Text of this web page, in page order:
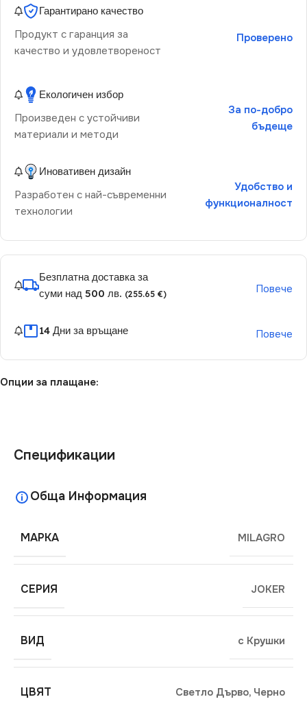
Гарантирано качество
Продукт с гаранция за
качество и удовлетвореност
Проверено
Екологичен избор
Произведен с устойчиви
материали и методи
За по-добро
бъдеще
Иновативен дизайн
Разработен с най-съвременни
технологии
Удобство и
функционалност
Безплатна доставка за
суми над 500 лв. (255.65 €) Повече
14 Дни за връщане Повече
Опции за плащане:
Спецификации
Обща Информация
МАРКА MILAGRO
СЕРИЯ JOKER
ВИД с Крушки
ЦВЯТ Светло Дърво, Черно